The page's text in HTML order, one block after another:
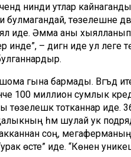
нинди утлар
төзелешне
иде. Әмма аны
инде”, – дигән иде ул әлеге
гына бармады. Вәгъдә
100 миллион сумлык
тотканнар иде.
һәм шулай ук
соң,
өсте” иде. “Көненә